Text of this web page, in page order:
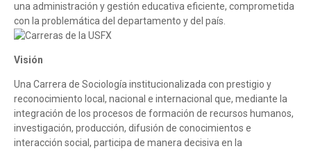
una administración y gestión educativa eficiente, comprometida
con la problemática del departamento y del país.
Visión
Una Carrera de Sociología institucionalizada con prestigio y
reconocimiento local, nacional e internacional que, mediante la
integración de los procesos de formación de recursos humanos,
investigación, producción, difusión de conocimientos e
interacción social, participa de manera decisiva en la